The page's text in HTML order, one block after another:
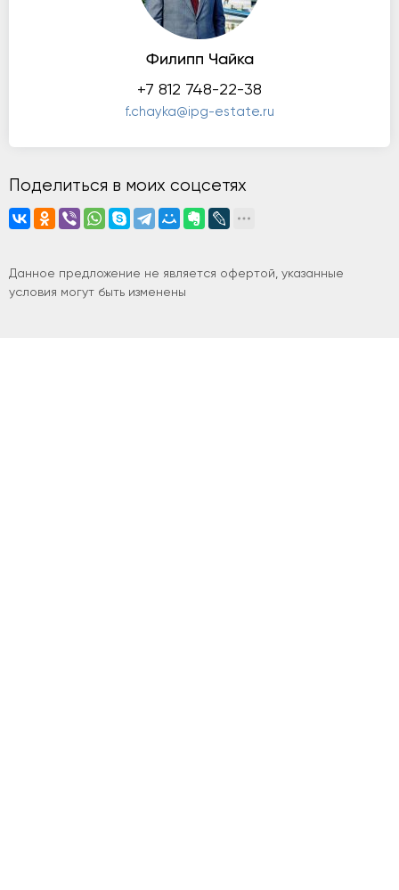
Филипп Чайка
+7 812 748-22-38
f.chayka@ipg-estate.ru
Поделиться в моих соцсетях
Данное предложение не является офертой, указанные
условия могут быть изменены